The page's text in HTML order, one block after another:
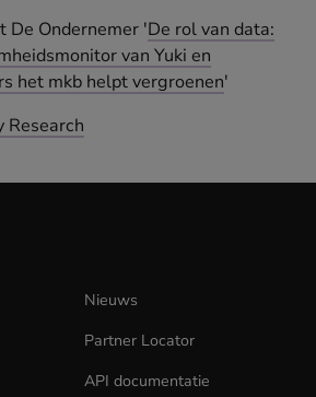
De Ondernemer 'De rol van data:
van Yuki en
het mkb helpt vergroenen'
Research
Nieuws
Partner Locator
API documentatie